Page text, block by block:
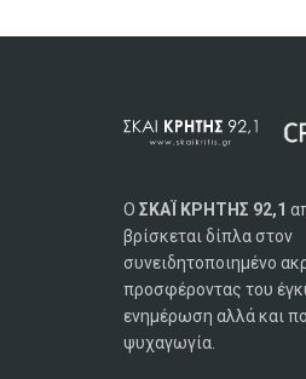
Ο ΣΚΑΪ ΚΡΗΤΗΣ 92,1
βρίσκεται δίπλα στον
συνειδητοποιημένο
προσφέροντας του
ενημέρωση αλλά και
ψυχαγωγία.